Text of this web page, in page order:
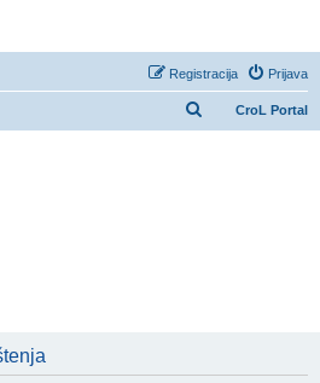
Prijava
Registracija
CroL Portal